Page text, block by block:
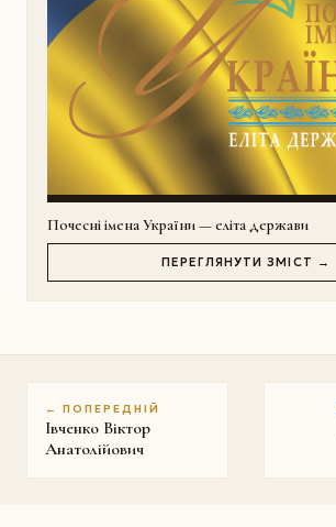
Почесні імена України — еліта держави
ПЕРЕГЛЯНУТИ ЗМІСТ →
← ПОПЕРЕДНІЙ
Івченко Віктор
Анатолійович